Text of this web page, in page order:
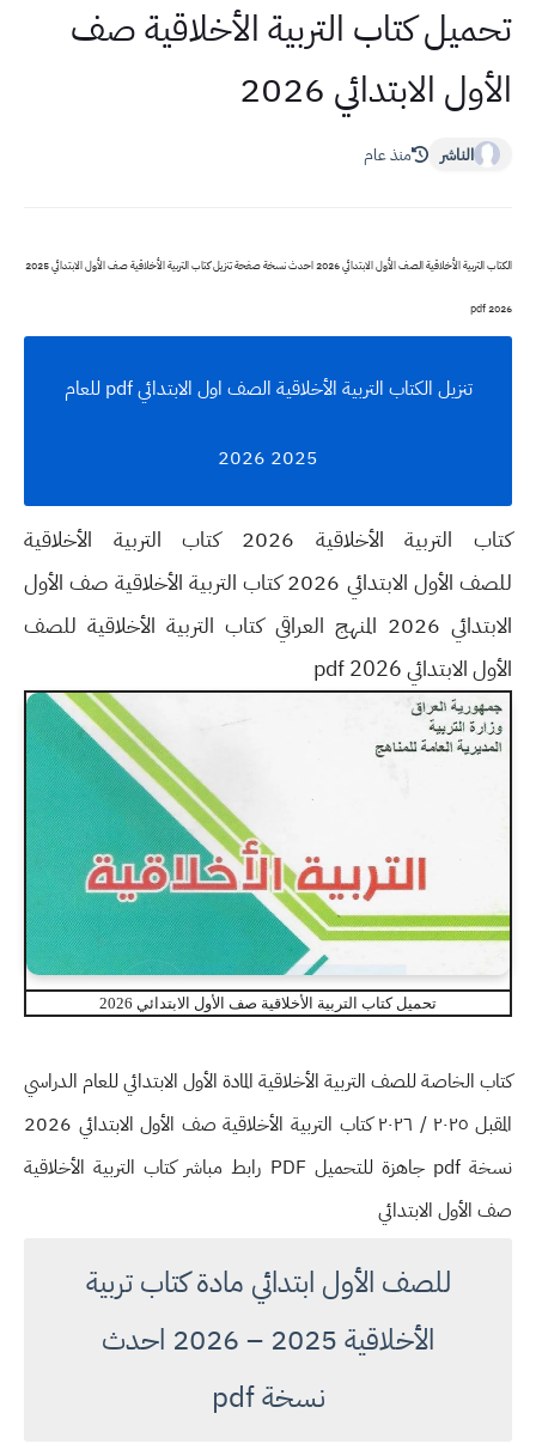
تحميل كتاب التربية الأخلاقية صف
الأول الابتدائي 2026
الناشر منذ عام
الكتاب التربية الأخلاقية الصف الأول الابتدائي 2026 احدث نسخة صفحة تنزيل كتاب التربية الأخلاقية صف الأول الابتدائي 2025
2026 pdf
تنزيل الكتاب التربية الأخلاقية الصف اول الابتدائي pdf للعام
2025 2026
كتاب التربية الأخلاقية 2026 كتاب التربية الأخلاقية
للصف الأول الابتدائي 2026 كتاب التربية الأخلاقية صف الأول
الابتدائي 2026 المنهج العراقي كتاب التربية الأخلاقية للصف
الأول الابتدائي pdf 2026
تحميل كتاب التربية الأخلاقية صف الأول الابتدائي 2026
كتاب الخاصة للصف التربية الأخلاقية المادة الأول الابتدائي للعام الدراسي
المقبل ٢٠٢٥ / ٢٠٢٦ كتاب التربية الأخلاقية صف الأول الابتدائي 2026
نسخة pdf جاهزة للتحميل PDF رابط مباشر كتاب التربية الأخلاقية
صف الأول الابتدائي
للصف الأول ابتدائي مادة كتاب تربية
الأخلاقية 2025 – 2026 احدث
نسخة pdf